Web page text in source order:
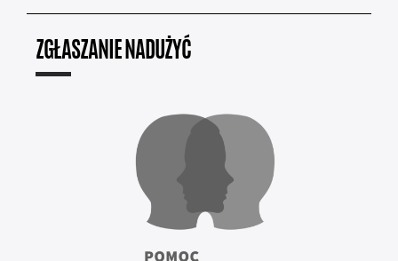
ZGŁASZANIE NADUŻYĆ